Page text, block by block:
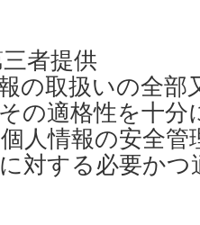
者提供
の取扱いの全部
の適格性を十分
人情報の安全
対する必要か